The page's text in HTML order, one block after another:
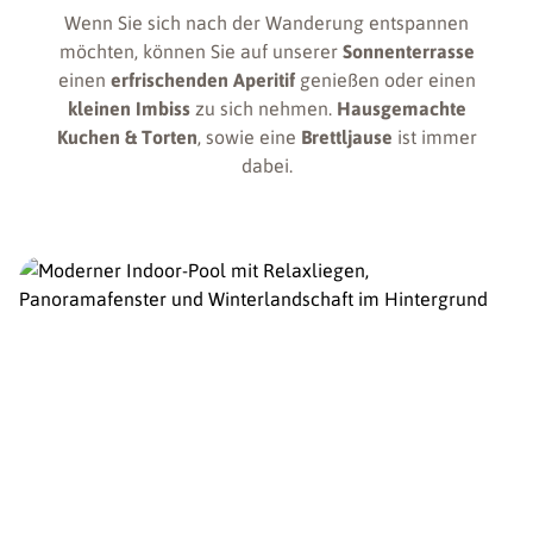
Wenn Sie sich nach der Wanderung entspannen
möchten, können Sie auf unsererSonnenterrasse
einen erfrischenden Aperitifgenießen oder einen
kleinen Imbisszu sich nehmen. Hausgemachte
Kuchen & Torten, sowie eine Brettljause ist immer
dabei.